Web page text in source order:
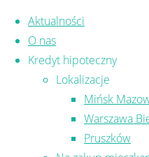
Skip to content
Aktualności
O nas
Kredyt hipoteczny
Lokalizacje
Mińsk
Warszawa
Pruszków